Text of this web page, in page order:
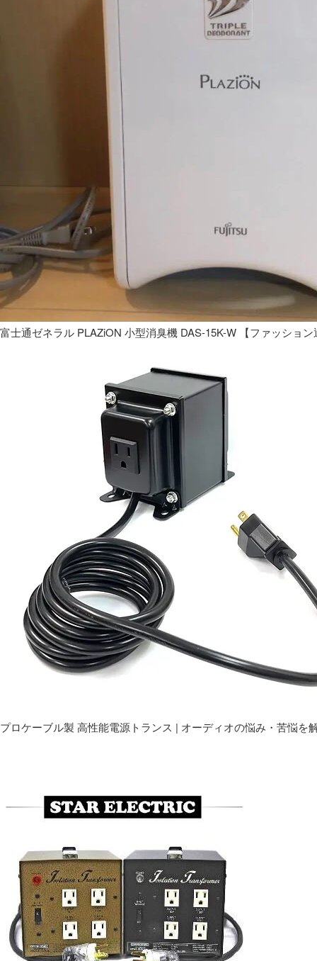
富士通ゼネラル PLAZiON 小型消臭機 DAS-15K-W 【ファッション
プロケーブル製 高性能電源トランス | オーディオの悩み・苦悩を